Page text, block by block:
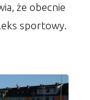
że obecnie
sportowy.